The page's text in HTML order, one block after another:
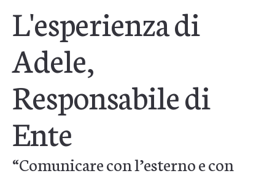
L'esperienza di
Adele,
Responsabile di
Ente
“Comunicare con l’esterno e con